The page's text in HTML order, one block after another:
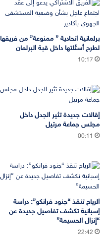
برلمانية اتحادية ” ممنوعة” من فريقها
لطرح أسئلتها داخل قبة البرلمان
10:17
إقالات جديدة تثير الجدل داخل
مجلس جماعة مرتيل
00:11
الرياح تنقذ “جنود فرانكو”: دراسة
إسبانية تكشف تفاصيل جديدة عن
“إنزال الحسيمة”
22:42